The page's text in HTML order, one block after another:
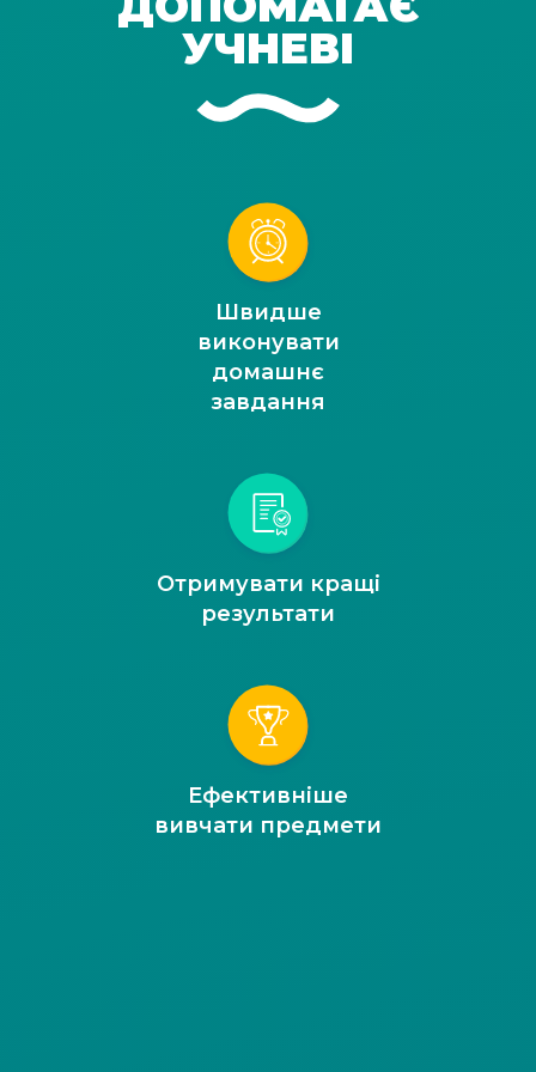
УЧНЕВІ
Швидше
виконувати
домашнє
завдання
Отримувати кращі
результати
Ефективніше
вивчати предмети